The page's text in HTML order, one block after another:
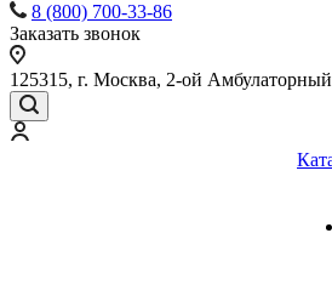
8 (800) 700-33-86
Заказать звонок
125315, г. Москва, 2-ой